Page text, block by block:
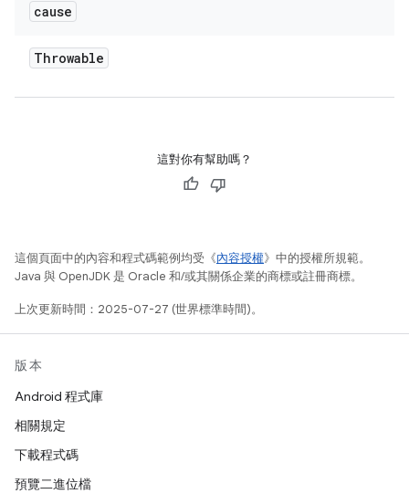
cause
Throwable
這對你有幫助嗎？
這個頁面中的內容和程式碼範例均受《內容授權》中的授權所規範。
Java 與 OpenJDK 是 Oracle 和/或其關係企業的商標或註冊商標。
上次更新時間：2025-07-27 (世界標準時間)。
版本
Android 程式庫
相關規定
下載程式碼
預覽二進位檔